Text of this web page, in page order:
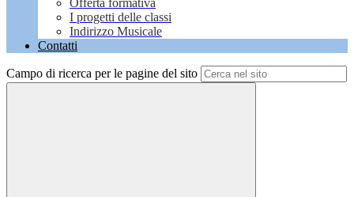
Offerta formativa
I progetti delle classi
Indirizzo Musicale
Contatti
Campo di ricerca per le pagine del sito